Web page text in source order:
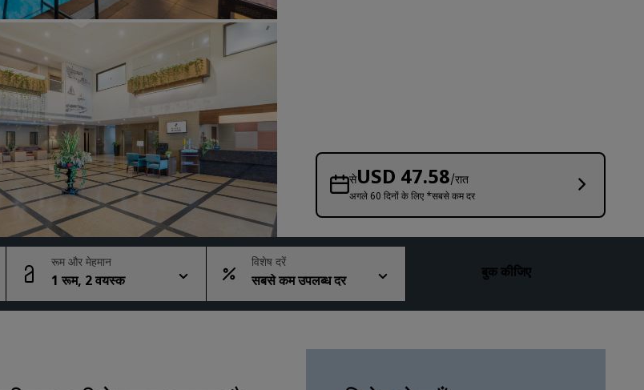
मीटिंग की जगह बुक करें
कोट का अनुरोध करें
इवेंट के डेस्टिनेशन
उद्योगों के लिए समाधान
फ्लाइट्स खोजें
फ्लाइट्स खोजें
डाइनिंग
किसी रेस्टोरेंट को खोजें
डिजिटल सेवाएं
हमारा ब्लॉग देखें
Radisson Rewards
Radisson Rewards को जानें
पॉइंटों का उपयोग कैसे करें
पॉइंट कैसे पाएँ
शामिल हों
सेUSD 47.58/रात
अगले 60 दिनों के लिए *सबसे कम दर
रूम और मेहमान
1 रूम, 2 वयस्क
विशेष दरें
सबसे कम उपलब्ध दर
बुक कीजिए